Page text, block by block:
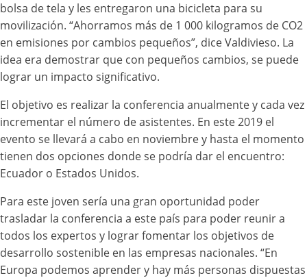
bolsa de tela y les entregaron una bicicleta para su
movilización. “Ahorramos más de 1 000 kilogramos de CO2
en emisiones por cambios pequeños”, dice Valdivieso. La
idea era demostrar que con pequeños cambios, se puede
lograr un impacto significativo.
El objetivo es realizar la conferencia anualmente y cada vez
incrementar el número de asistentes. En este 2019 el
evento se llevará a cabo en noviembre y hasta el momento
tienen dos opciones donde se podría dar el encuentro:
Ecuador o Estados Unidos.
Para este joven sería una gran oportunidad poder
trasladar la conferencia a este país para poder reunir a
todos los expertos y lograr fomentar los objetivos de
desarrollo sostenible en las empresas nacionales. “En
Europa podemos aprender y hay más personas dispuestas